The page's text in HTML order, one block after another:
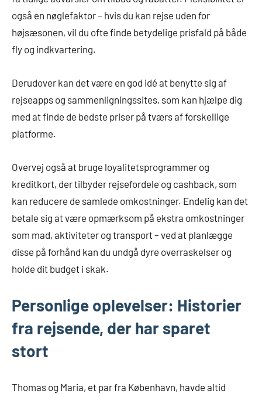
også en nøglefaktor – hvis du kan rejse uden for
højsæsonen, vil du ofte finde betydelige prisfald på både
fly og indkvartering.
Derudover kan det være en god idé at benytte sig af
rejseapps og sammenligningssites, som kan hjælpe dig
med at finde de bedste priser på tværs af forskellige
platforme.
Overvej også at bruge loyalitetsprogrammer og
kreditkort, der tilbyder rejsefordele og cashback, som
kan reducere de samlede omkostninger. Endelig kan det
betale sig at være opmærksom på ekstra omkostninger
som mad, aktiviteter og transport – ved at planlægge
disse på forhånd kan du undgå dyre overraskelser og
holde dit budget i skak.
Personlige oplevelser: Historier
fra rejsende, der har sparet
stort
Thomas og Maria, et par fra København, havde altid